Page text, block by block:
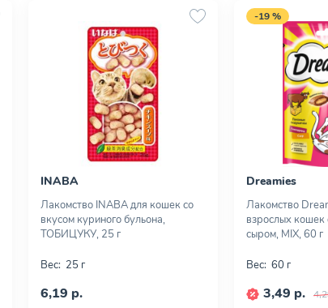
INABA
Лакомство INABA для кошек со
вкусом куриного бульона,
ТОБИЦУКУ, 25 г
Вес: 25 г
6,19 р.
-19 %
Dreamies
Лакомство
взрослых кошек
сыром, MIX, 60 г
Вес: 60 г
3,49 р.